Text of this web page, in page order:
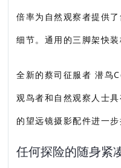
倍率为自然观察者提供
细节。通用的三脚架快
全新的蔡司征服者 潜
观鸟者和自然观察人士
的望远镜摄影配件进一步
任何探险的随身紧